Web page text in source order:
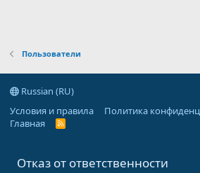
Пользователи
Russian (RU)
Условия и правила
Политика
Главная
R
Отказ от ответственности